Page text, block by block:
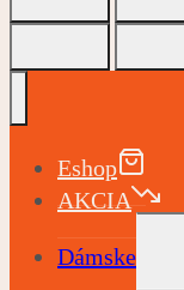
Eshop
AKCIA
Dámske